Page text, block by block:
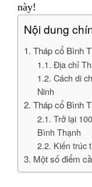
này!
Nội dung
1. Tháp cổ Bình
1.1. Địa chỉ
1.2. Cách di
Ninh
2. Tháp cổ Bình
2.1. Trở lại
Bình Thạnh
2.2. Kiến trúc
3. Một số điểm